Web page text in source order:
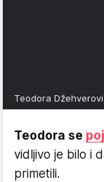
Teodora
Teodora se
vidljivo je bilo i
primetili.